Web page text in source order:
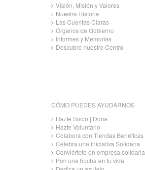
Visión, Misión y Valores
Nuestra Historia
Las Cuentas Claras
Órganos de Gobierno
Informes y Memorias
Descubre nuestro Centro
CÓMO PUEDES AYUDARNOS
Hazte Socio | Dona
Hazte Voluntario
Colabora con Tiendas Benéficas
Celebra una Iniciativa Solidaria
Conviértete en empresa solidaria
Pon una hucha en tu vida